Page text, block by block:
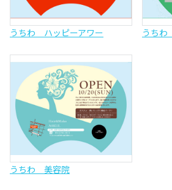
うちわ ハッピーアワー うちわ
うちわ 美容院